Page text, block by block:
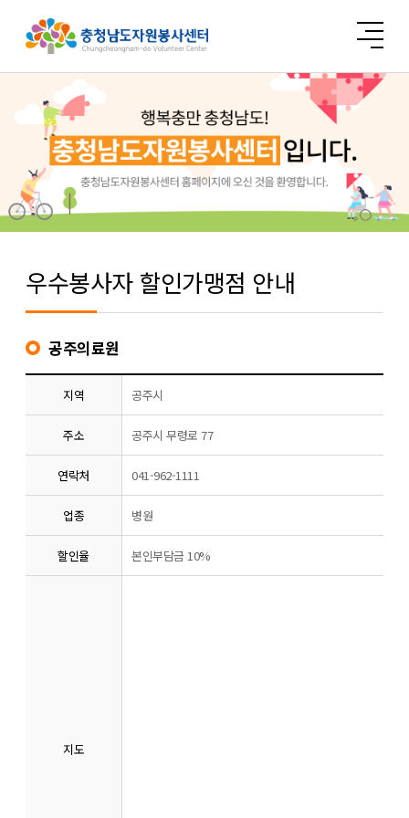
우수봉사자 할인가맹점 안내
공주의료원
지역 공주시
주소 공주시 무령로 77
연락처 041-962-1111
업종 병원
할인율 본인부담금 10%
지도